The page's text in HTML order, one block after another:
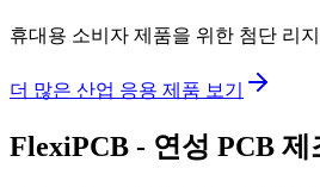
휴대용 소비자 제품을 위한 첨단 리
더 많은 산업 응용 제품 보기
FlexiPCB - 연성 PCB 제